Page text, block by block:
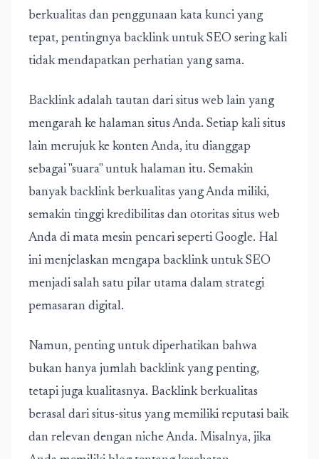
berkualitas dan penggunaan kata kunci yang
tepat, pentingnya backlink untuk SEO sering kali
tidak mendapatkan perhatian yang sama.
Backlink adalah tautan dari situs web lain yang
mengarah ke halaman situs Anda. Setiap kali situs
lain merujuk ke konten Anda, itu dianggap
sebagai "suara" untuk halaman itu. Semakin
banyak backlink berkualitas yang Anda miliki,
semakin tinggi kredibilitas dan otoritas situs web
Anda di mata mesin pencari seperti Google. Hal
ini menjelaskan mengapa backlink untuk SEO
menjadi salah satu pilar utama dalam strategi
pemasaran digital.
Namun, penting untuk diperhatikan bahwa
bukan hanya jumlah backlink yang penting,
tetapi juga kualitasnya. Backlink berkualitas
berasal dari situs-situs yang memiliki reputasi baik
dan relevan dengan niche Anda. Misalnya, jika